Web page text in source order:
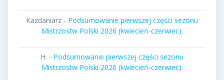
Kazdaniarz - Podsumowanie pierwszej części sezonu
Mistrzostw Polski 2026 (kwiecień-czerwiec).
H. - Podsumowanie pierwszej części sezonu
Mistrzostw Polski 2026 (kwiecień-czerwiec).